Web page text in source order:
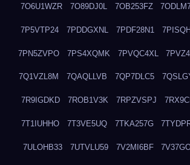
7O6U1WZR 7O89DJ0L 7OB253FZ
7P5VTP24 7PDDGXNL 7PDF28N1
7PN5ZVPO 7PS4XQMK 7PVQC4XL
7Q1VZL8M 7QAQLLVB 7QP7DLC5
7R9IGDKD 7ROB1V3K 7RPZVSPJ
7T1IUHHO 7T3VE5UQ 7TKA257G
7ULOHB33 7UTVLU59 7V2MI6BF